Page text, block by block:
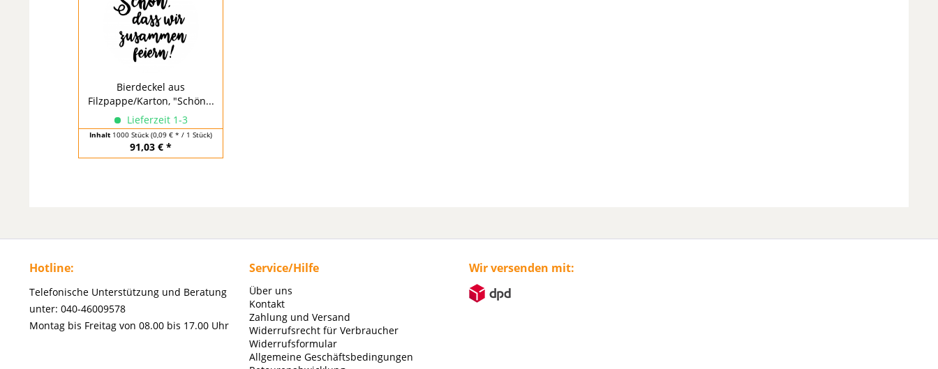
Bierdeckel aus
Filzpappe/Karton, "Schön...
Lieferzeit 1-3
Inhalt 1000 Stück (0,09 € * / 1 Stück)
91,03 € *
Hotline:
Telefonische Unterstützung und Beratung
unter: 040-46009578
Montag bis Freitag von 08.00 bis 17.00 Uhr
Service/Hilfe
Über uns
Kontakt
Zahlung und Versand
Widerrufsrecht für Verbraucher
Widerrufsformular
Allgemeine Geschäftsbedingungen
Wir versenden mit: